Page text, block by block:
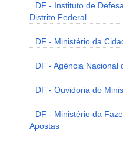
DF - Instituto de
Distrito Federal
DF - Ministério da
DF - Agência Nacional
DF - Ouvidoria do
DF - Ministério da
Apostas